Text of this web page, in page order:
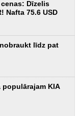
Dīzelis
Nafta 75.6 USD
līdz pat
KIA